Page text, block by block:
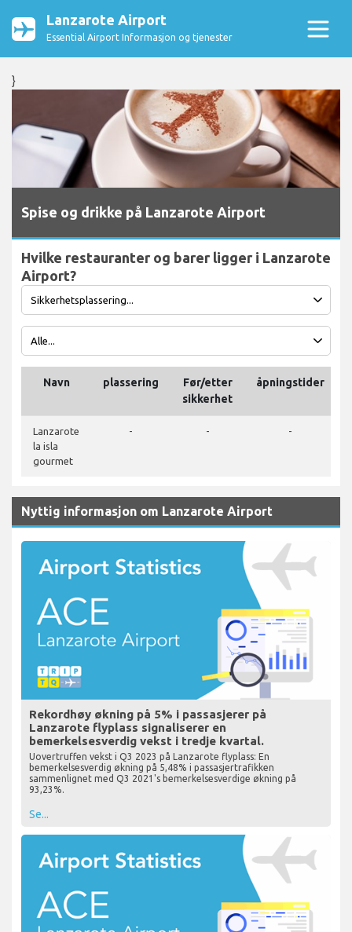
Lanzarote Airport
Essential Airport Informasjon og tjenester
}
Spise og drikke på Lanzarote Airport
Hvilke restauranter og barer ligger i Lanzarote
Airport?
Navn plassering
Før/etter
sikkerhet
åpningstider
Lanzarote
la isla
gourmet
- - -
Nyttig informasjon om Lanzarote Airport
Rekordhøy økning på 5% i passasjerer på
Lanzarote flyplass signaliserer en
bemerkelsesverdig vekst i tredje kvartal.
Uovertruffen vekst i Q3 2023 på Lanzarote flyplass: En
bemerkelsesverdig økning på 5,48% i passasjertrafikken
sammenlignet med Q3 2021's bemerkelsesverdige økning på
93,23%.
Se...